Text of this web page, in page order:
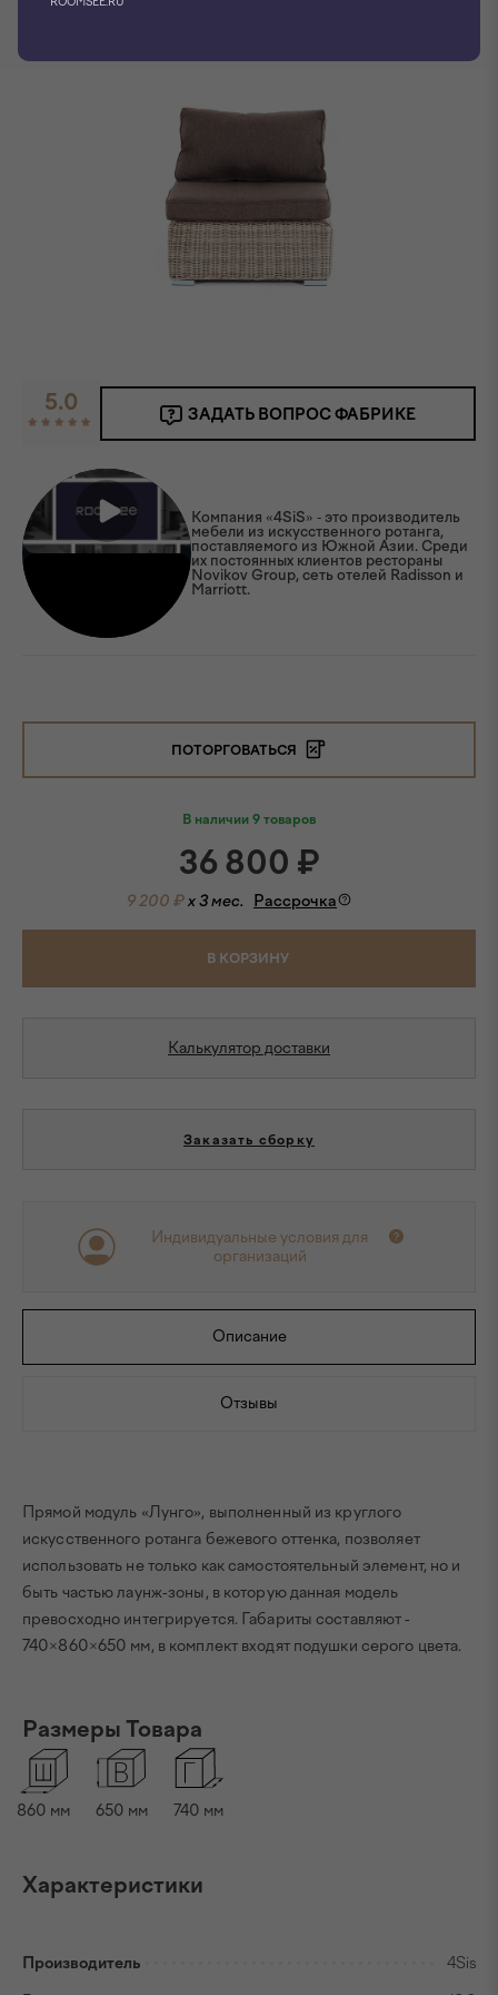
Фото производителя
5.0 ЗАДАТЬ ВОПРОС ФАБРИКЕ
Компания «4SiS» - это производитель
мебели из искусственного ротанга,
поставляемого из Южной Азии. Среди
их постоянных клиентов рестораны
Novikov Group, сеть отелей Radisson и
Marriott.
ПОТОРГОВАТЬСЯ
В наличии 9 товаров
36 800 ₽
9 200 ₽x 3 мес. Рассрочка
В КОРЗИНУ
Калькулятор доставки
Заказать сборку
Индивидуальные условия для
организаций
Описание
Отзывы
Прямой модуль «Лунго», выполненный из круглого
искусственного ротанга бежевого оттенка, позволяет
использовать не только как самостоятельный элемент, но и
быть частью лаунж-зоны, в которую данная модель
превосходно интегрируется. Габариты составляют -
740×860×650 мм, в комплект входят подушки серого цвета.
Размеры Товара
860 мм 650 мм 740 мм
Характеристики
Производитель 4Sis